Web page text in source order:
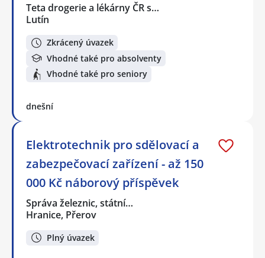
Teta drogerie a lékárny ČR s…
Lutín
Zkrácený úvazek
Vhodné také pro absolventy
Vhodné také pro seniory
dnešní
Elektrotechnik pro sdělovací a
zabezpečovací zařízení - až 150
000 Kč náborový příspěvek
Správa železnic, státní…
Hranice, Přerov
Plný úvazek